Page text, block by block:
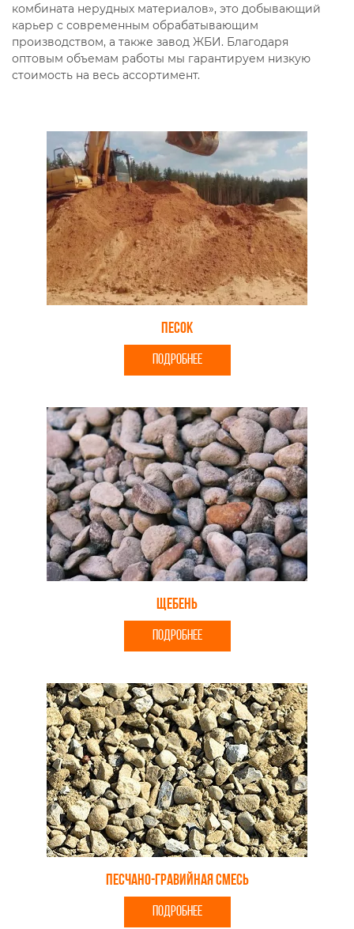
комбината нерудных материалов», это добывающий
карьер с современным обрабатывающим
производством, а также завод ЖБИ. Благодаря
оптовым объемам работы мы гарантируем низкую
стоимость на весь ассортимент.
Песок
ПОДРОБНЕЕ
Щебень
ПОДРОБНЕЕ
Песчано-гравийная смесь
ПОДРОБНЕЕ